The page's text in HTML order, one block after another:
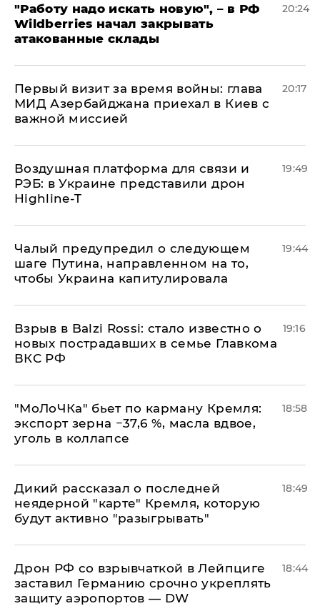
"Работу надо искать новую", – в РФ
Wildberries начал закрывать
атакованные склады
20:24
Первый визит за время войны: глава
МИД Азербайджана приехал в Киев с
важной миссией
20:17
Воздушная платформа для связи и
РЭБ: в Украине представили дрон
Highline-T
19:49
Чалый предупредил о следующем
шаге Путина, направленном на то,
чтобы Украина капитулировала
19:44
Взрыв в Balzi Rossi: стало известно о
новых пострадавших в семье Главкома
ВКС РФ
19:16
​"МоЛоЧКа" бьет по карману Кремля:
экспорт зерна −37,6 %, масла вдвое,
уголь в коллапсе
18:58
Дикий рассказал о последней
неядерной "карте" Кремля, которую
будут активно "разыгрывать"
18:49
​Дрон РФ со взрывчаткой в Лейпциге
заставил Германию срочно укреплять
защиту аэропортов — DW
18:44